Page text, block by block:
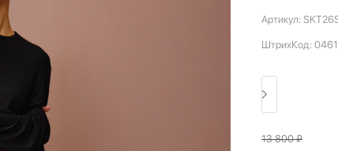
Артикул:
ШтрихКод:
13 800₽